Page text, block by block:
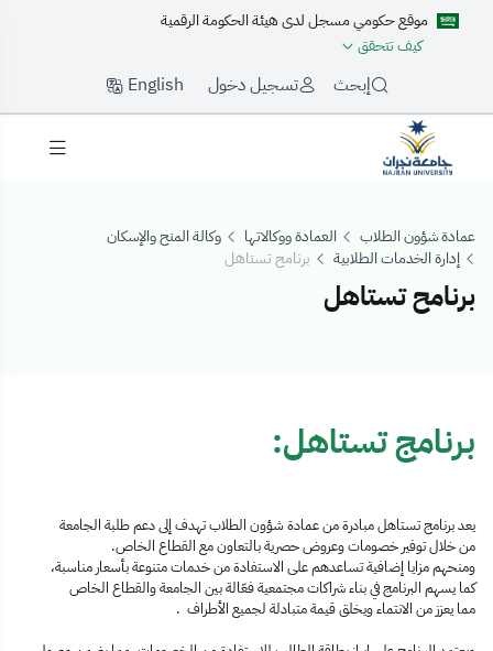
موقع حكومي مسجل لدى هيئة الحكومة الرقمية
كيف تتحقق
إبحث تسجيل دخول English
عمادة شؤون الطلاب العمادة ووكالاتها
وكالة المنح والإسكان
إدارة الخدمات الطلابية
برنامح تستاهل
برنامح تستاهل
برنامح تستاهل
برنامج تستاهل:
يعد برنامج تستاهل مبادرة من عمادة شؤون الطلاب تهدف إلى دعم طلبة الجامعة
من خلال توفير خصومات وعروض حصرية بالتعاون مع القطاع الخاص.
ومنحهم مزايا إضافية تساعدهم على الاستفادة من خدمات متنوعة بأسعار مناسبة،
كما يسهم البرنامج في بناء شراكات مجتمعية فعّالة بين الجامعة والقطاع الخاص
مما يعزز من الانتماء ويخلق قيمة متبادلة لجميع الأطراف .